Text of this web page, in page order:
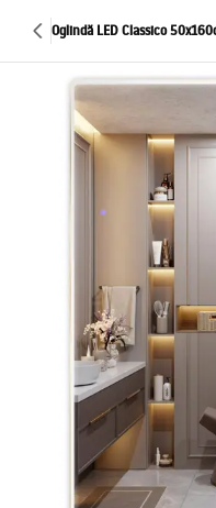
Oglindă LED Classico